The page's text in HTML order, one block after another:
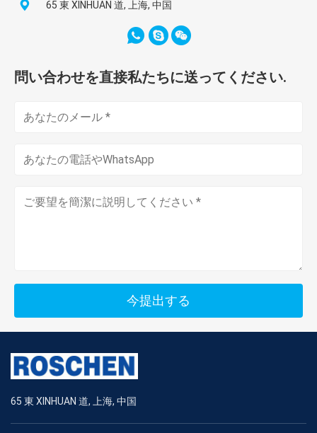
65 東 XINHUAN 道, 上海, 中国
問い合わせを直接私たちに送ってください.
今提出する
65 東 XINHUAN 道, 上海, 中国